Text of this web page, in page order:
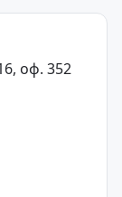
оф. 352